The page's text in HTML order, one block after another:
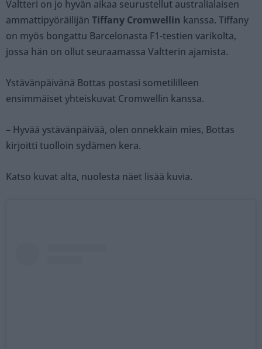
Valtteri on jo hyvän aikaa seurustellut australialaisen
ammattipyöräilijän Tiffany Cromwellin kanssa. Tiffany
on myös bongattu Barcelonasta F1-testien varikolta,
jossa hän on ollut seuraamassa Valtterin ajamista.
Ystävänpäivänä Bottas postasi sometililleen
ensimmäiset yhteiskuvat Cromwellin kanssa.
– Hyvää ystävänpäivää, olen onnekkain mies, Bottas
kirjoitti tuolloin sydämen kera.
Katso kuvat alta, nuolesta näet lisää kuvia.